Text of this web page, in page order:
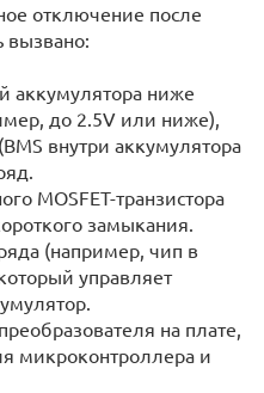
отключение после
вызвано:
аккумулятора ниже
до 2.5V или ниже),
внутри аккумулятора
MOSFET-транзистора
замыкания.
(например, чип в
управляет
на плате,
микроконтроллера и